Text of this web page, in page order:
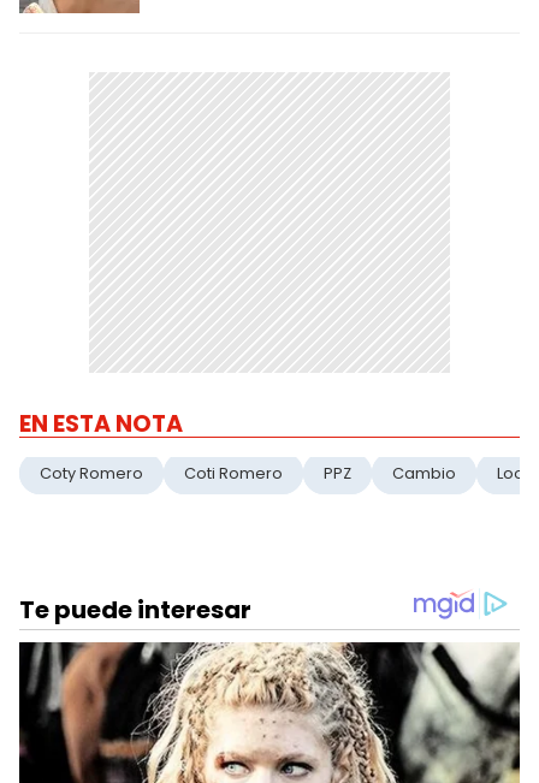
EN ESTA NOTA
Coty Romero Coti Romero PPZ Cambio Look